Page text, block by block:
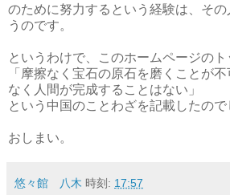
のために努力するという経験は、そ
うのです。
というわけで、このホームページのト
「摩擦なく宝石の原石を磨くことが
なく人間が完成することはない」
という中国のことわざを記載したので
おしまい。
悠々館 八木 時刻: 17:57